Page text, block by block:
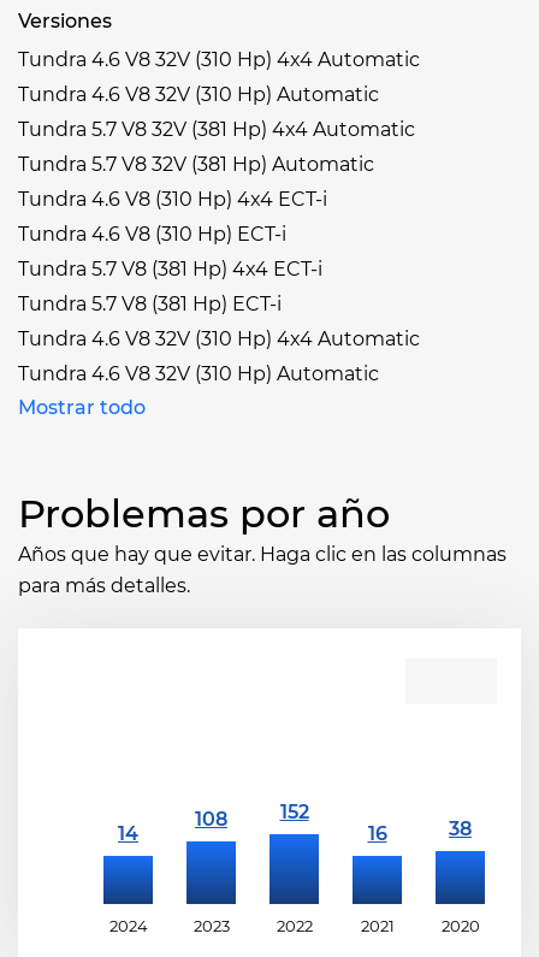
Versiones
Tundra 4.6 V8 32V (310 Hp) 4x4 Automatic
Tundra 4.6 V8 32V (310 Hp) Automatic
Tundra 5.7 V8 32V (381 Hp) 4x4 Automatic
Tundra 5.7 V8 32V (381 Hp) Automatic
Tundra 4.6 V8 (310 Hp) 4x4 ECT-i
Tundra 4.6 V8 (310 Hp) ECT-i
Tundra 5.7 V8 (381 Hp) 4x4 ECT-i
Tundra 5.7 V8 (381 Hp) ECT-i
Tundra 4.6 V8 32V (310 Hp) 4x4 Automatic
Tundra 4.6 V8 32V (310 Hp) Automatic
Mostrar todo
Problemas por año
Años que hay que evitar. Haga clic en las columnas
para más detalles.
2024 2023 2022 2021 2020